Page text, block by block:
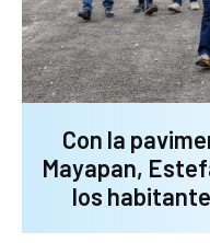
Con la
Mayapan,
los